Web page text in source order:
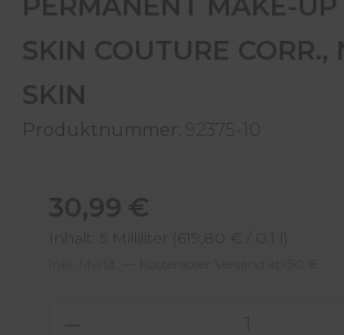
SKIN COUTURE CORR.,
SKIN
Produktnummer: 92375-10
Regulärer Preis:
30,99 €
Inhalt: 5 Milliliter (619,80 € / 0.1 l)
Produkt Anzahl: Gib